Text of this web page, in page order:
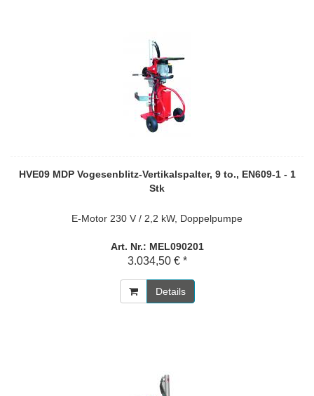
HVE09 MDP Vogesenblitz-Vertikalspalter, 9 to., EN609-1 - 1
Stk
E-Motor 230 V / 2,2 kW, Doppelpumpe
Art. Nr.: MEL090201
3.034,50 € *
Details